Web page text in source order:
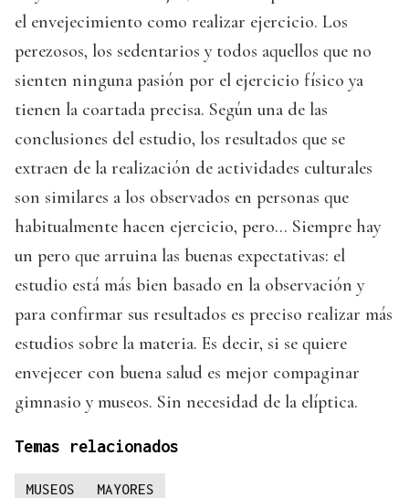
el envejecimiento como realizar ejercicio. Los
perezosos, los sedentarios y todos aquellos que no
sienten ninguna pasión por el ejercicio físico ya
tienen la coartada precisa. Según una de las
conclusiones del estudio, los resultados que se
extraen de la realización de actividades culturales
son similares a los observados en personas que
habitualmente hacen ejercicio, pero... Siempre hay
un pero que arruina las buenas expectativas: el
estudio está más bien basado en la observación y
para confirmar sus resultados es preciso realizar más
estudios sobre la materia. Es decir, si se quiere
envejecer con buena salud es mejor compaginar
gimnasio y museos. Sin necesidad de la elíptica.
Temas relacionados
MUSEOS MAYORES